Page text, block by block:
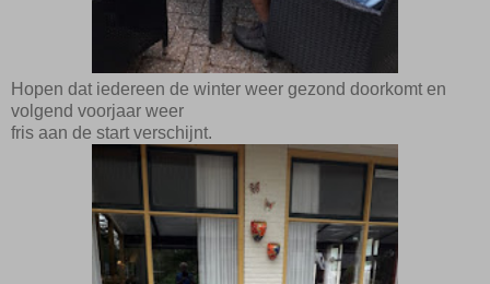
Hopen dat iedereen de winter weer gezond doorkomt en
volgend voorjaar weer
fris aan de start verschijnt.